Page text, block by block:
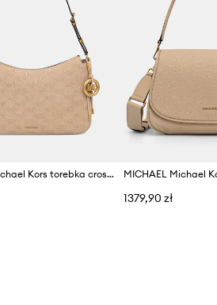
MICHAEL Michael Kors torebka crossbody damska skórzana Nolita
1379,90 zł